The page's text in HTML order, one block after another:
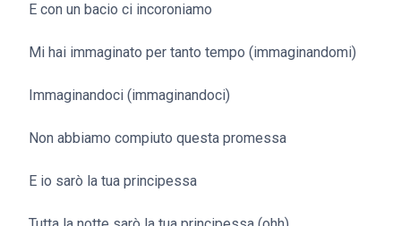
E con un bacio ci incoroniamo
Mi hai immaginato per tanto tempo (immaginandomi)
Immaginandoci (immaginandoci)
Non abbiamo compiuto questa promessa
E io sarò la tua principessa